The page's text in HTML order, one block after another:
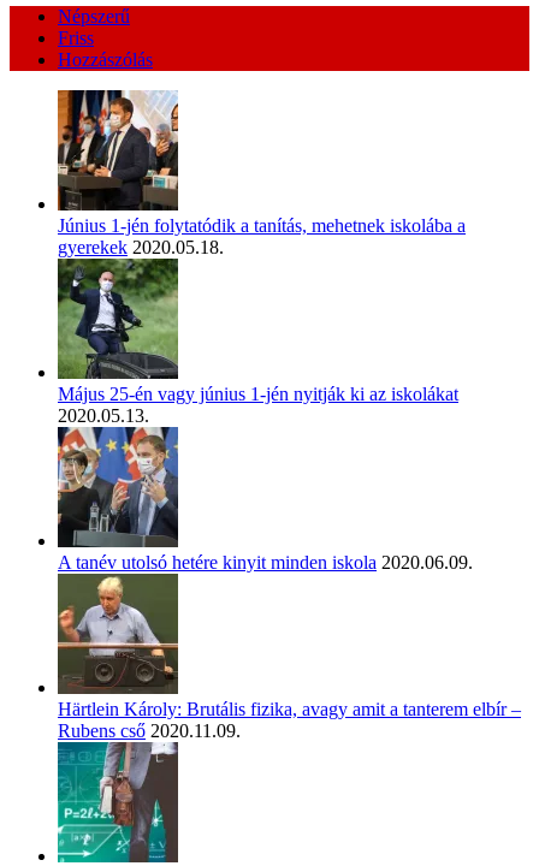
Népszerű
Friss
Hozzászólás
Június 1-jén folytatódik a tanítás, mehetnek iskolába a
gyerekek 2020.05.18.
Május 25-én vagy június 1-jén nyitják ki az iskolákat
2020.05.13.
A tanév utolsó hetére kinyit minden iskola 2020.06.09.
Härtlein Károly: Brutális fizika, avagy amit a tanterem elbír –
Rubens cső 2020.11.09.